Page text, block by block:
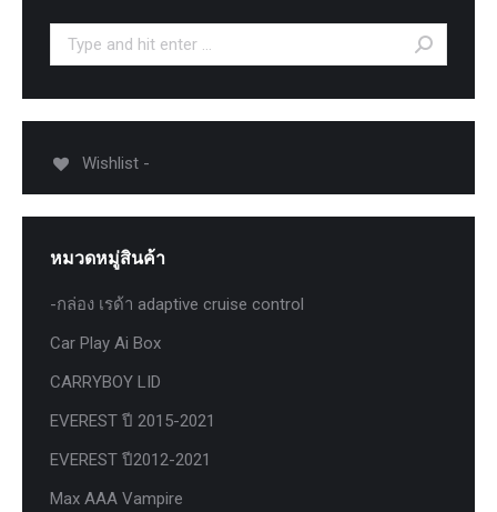
Search:
Wishlist -
หมวดหมู่สินค้า
-กล่อง เรด้า adaptive cruise control
Car Play Ai Box
CARRYBOY LID
EVEREST ปี 2015-2021
EVEREST ปี2012-2021
Max AAA Vampire